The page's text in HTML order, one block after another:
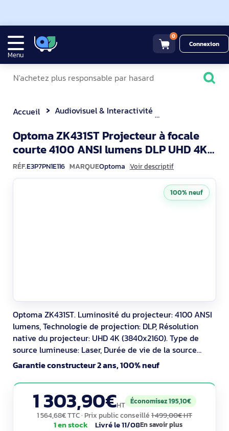
Menu
0
Connexion
Accueil Audiovisuel & Interactivité
Optoma ZK431ST Projecteur à focale
courte 4100 ANSI lumens DLP UHD 4K
(3840x2160) Compatibilité 3D B
RÉF.E3P7PN1E116 MARQUEOptoma Voir descriptif
Optoma ZK431ST. Luminosité du projecteur: 4100 ANSI
lumens, Technologie de projection: DLP, Résolution
native du projecteur: UHD 4K (3840x2160). Type de
source lumineuse: Laser, Durée de vie de la source
lumineuse: 30000 h. Mise au point: Manuel, Focale Fixe:
7,51 mm, Type de zoom: Fixé. Système de format du
signal analogique: NTSC, NTSC 3.58, NTSC 4.43, NTSC J,
NTSC M, PAL, PAL 4.43, PAL B, PAL
Garantie constructeur 2 ans, 100% neuf
1 303,90€HT Économisez 195,10€
1 564,68€ TTC· Prix public conseillé 1 499,00€ HT
1 en stock Livré le 11/08En savoir plus
100% neuf